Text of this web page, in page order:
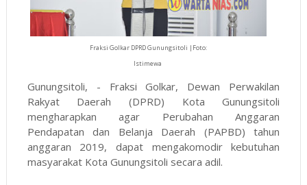
Fraksi Golkar DPRD Gunungsitoli |Foto:
Istimewa
Gunungsitoli, - Fraksi Golkar, Dewan Perwakilan
Rakyat Daerah (DPRD) Kota Gunungsitoli
mengharapkan agar Perubahan Anggaran
Pendapatan dan Belanja Daerah (PAPBD) tahun
anggaran 2019, dapat mengakomodir kebutuhan
masyarakat Kota Gunungsitoli secara adil.